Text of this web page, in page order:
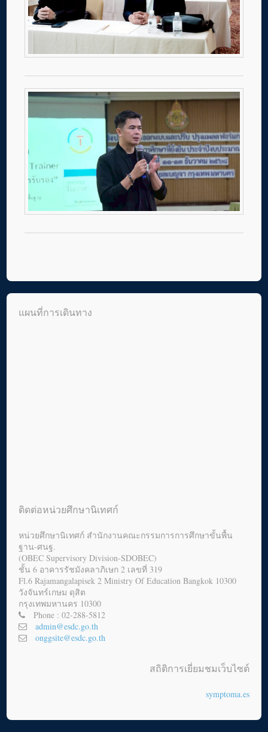
แผนที่การเดินทาง
ติดต่อหน่วยศึกษานิเทศก์
หน่วยศึกษานิเทศก์ สำนักงานคณะกรรมการการศึกษาขั้นพื้น
ฐาน-ศนฐ.
(OBEC Supervisory Division-SDOBEC)
ชั้น 6 อาคารรัชมังคลาภิเษก 2 เลขที่ 319
Fl.6 Rajamangalapisek 2 Ministry Of Education Bangkok 10300
วังจันทร์เกษม ดุสิต
กรุงเทพมหานคร 10300
Phone : 02-288-5812
admin@esdc.go.th
onggsite@esdc.go.th
สถิติการเยี่ยมชมเว็บไซต์
symptoma.es